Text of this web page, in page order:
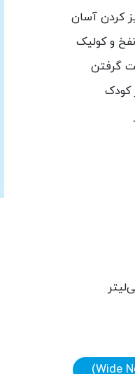
کردن آسان
و کولیک
گرفتن
کودک